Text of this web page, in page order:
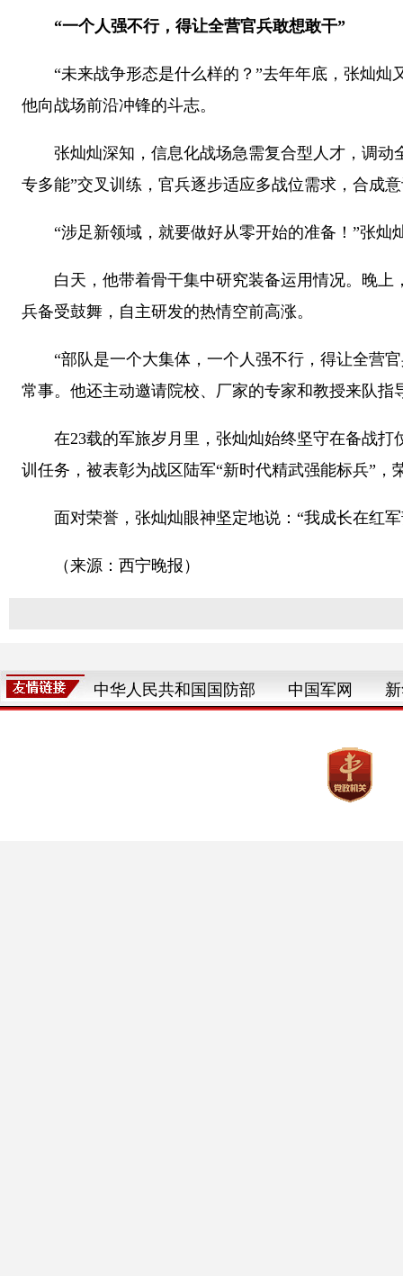
“一个人强不行，得让全营官兵敢想敢干”
“未来战争形态是什么样的？”去年年底，张灿灿又
他向战场前沿冲锋的斗志。
张灿灿深知，信息化战场急需复合型人才，调动
专多能”交叉训练，官兵逐步适应多战位需求，合成
“涉足新领域，就要做好从零开始的准备！”张灿
白天，他带着骨干集中研究装备运用情况。晚上
兵备受鼓舞，自主研发的热情空前高涨。
“部队是一个大集体，一个人强不行，得让全营官
常事。他还主动邀请院校、厂家的专家和教授来队指
在23载的军旅岁月里，张灿灿始终坚守在备战打
训任务，被表彰为战区陆军“新时代精武强能标兵”
面对荣誉，张灿灿眼神坚定地说：“我成长在红军
（来源：西宁晚报）
中华人民共和国国防部 中国军网